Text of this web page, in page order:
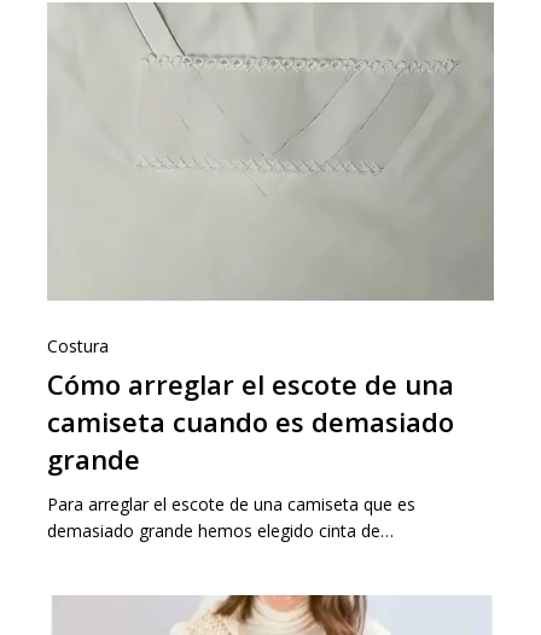
Costura
Cómo arreglar el escote de una
camiseta cuando es demasiado
grande
Para arreglar el escote de una camiseta que es
demasiado grande hemos elegido cinta de…